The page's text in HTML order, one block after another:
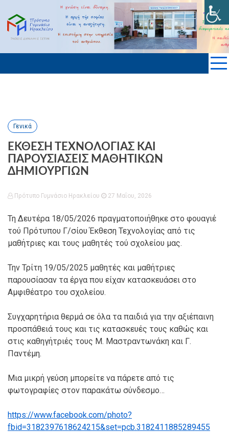
content ΠΡΟΤΥΠΟ ΓΥΜΝΑΣΙΟ ΗΡΑΚΛΕΙΟΥ
KΡΗΤΗΣ
Γενικά
ΕΚΘΕΣΗ ΤΕΧΝΟΛΟΓΙΑΣ ΚΑΙ
ΠΑΡΟΥΣΙΑΣΕΙΣ ΜΑΘΗΤΙΚΩΝ
ΔΗΜΙΟΥΡΓΙΩΝ
Πρότυπο Γυμνάσιο Ηρακλείου 27 Μαΐου, 2026
Τη Δευτέρα 18/05/2026 πραγματοποιήθηκε στο φουαγιέ
τού Πρότυπου Γ/σίου Έκθεση Τεχνολογίας από τις
μαθήτριες και τους μαθητές τού σχολείου μας.
Την Τρίτη 19/05/2025 μαθητές και μαθήτριες
παρουσίασαν τα έργα που είχαν κατασκευάσει στο
Αμφιθέατρο του σχολείου.
Συγχαρητήρια θερμά σε όλα τα παιδιά για την αξιέπαινη
προσπάθειά τους και τις κατασκευές τους καθώς και
στις καθηγήτριές τους Μ. Μαστραντωνάκη και Γ.
Παντέμη.
Μια μικρή γεύση μπορείτε να πάρετε από τις
φωτογραφίες στον παρακάτω σύνδεσμο…
https://www.facebook.com/photo?
fbid=3182397618624215&set=pcb.3182411885289455